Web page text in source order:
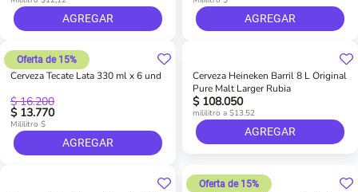
AGREGAR AGREGAR
Cerveza Tecate Lata 330 ml x 6 und
$ 13.770
$ 16.200
Oferta de 15%
Mililitro $
AGREGAR
Cerveza Heineken Barril 8 L Original
Pure Malt Larger Rubia
$ 108.050
mililitro a $13.52
AGREGAR
Oferta de 15%